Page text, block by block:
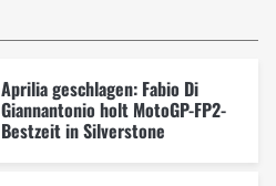
Aprilia geschlagen: Fabio Di
Giannantonio holt MotoGP-FP2-
Bestzeit in Silverstone